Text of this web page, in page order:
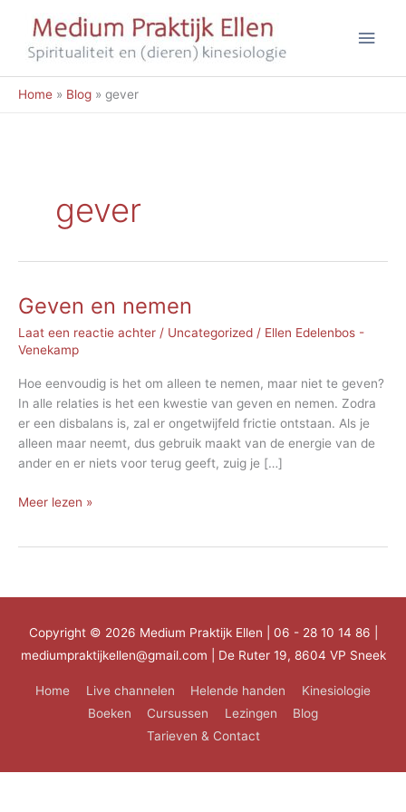
Home Blog gever
gever
Geven en nemen
Laat een reactie achter / Uncategorized / Ellen Edelenbos -
Venekamp
Hoe eenvoudig is het om alleen te nemen, maar niet te geven?
In alle relaties is het een kwestie van geven en nemen. Zodra
er een disbalans is, zal er ongetwijfeld frictie ontstaan. Als je
alleen maar neemt, dus gebruik maakt van de energie van de
ander en er niets voor terug geeft, zuig je […]
Geven
Meer lezen »
Copyright © 2026 Medium Praktijk Ellen | 06 - 28 10 14 86 |
mediumpraktijkellen@gmail.com | De Ruter 19, 8604 VP Sneek
Home Live channelen Helende handen
Kinesiologie
Boeken
Cursussen Lezingen
Blog
Tarieven & Contact